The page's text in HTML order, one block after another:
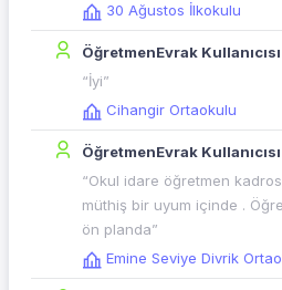
30 Ağustos İlkokulu
ÖğretmenEvrak Kullanıcısı
“İyi”
Cihangir Ortaokulu
ÖğretmenEvrak Kullanıcısı
“Okul idare öğretmen
müthiş bir uyum içinde .
ön planda”
Emine Seviye Divrik